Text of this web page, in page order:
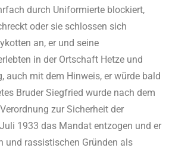
durch Uniformierte blockiert,
oder sie schlossen sich
an, er und seine
in der Ortschaft Hetze und
auch mit dem Hinweis, er würde bald
Bruder Siegfried wurde nach dem
zur Sicherheit der
1933 das Mandat entzogen und er
und rassistischen Gründen als